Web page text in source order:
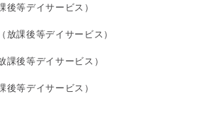
後等デイサービス）
放課後等デイサービス）
課後等デイサービス）
後等デイサービス）